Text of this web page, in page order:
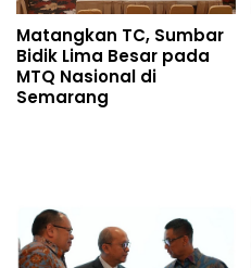
Matangkan TC, Sumbar
Bidik Lima Besar pada
MTQ Nasional di
Semarang